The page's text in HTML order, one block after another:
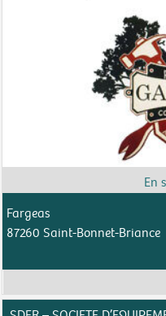
Fargeas
87260 Saint-Bonnet-Briance